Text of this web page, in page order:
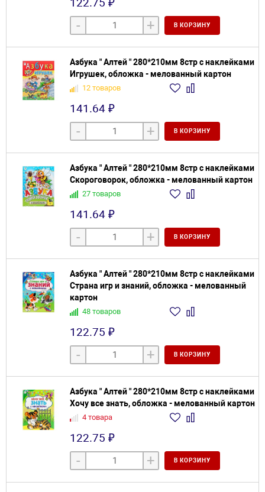
122.75 ₽
- + В КОРЗИНУ
Азбука " Алтей " 280*210мм 8стр с наклейками
Игрушек, обложка - мелованный картон
12 товаров
141.64 ₽
- + В КОРЗИНУ
Азбука " Алтей " 280*210мм 8стр с наклейками
Скороговорок, обложка - мелованный картон
27 товаров
141.64 ₽
- + В КОРЗИНУ
Азбука " Алтей " 280*210мм 8стр с наклейками
Страна игр и знаний, обложка - мелованный
картон
48 товаров
122.75 ₽
- + В КОРЗИНУ
Азбука " Алтей " 280*210мм 8стр с наклейками
Хочу все знать, обложка - мелованный картон
4 товара
122.75 ₽
- + В КОРЗИНУ